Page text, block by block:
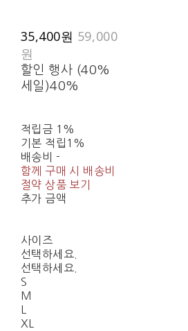
35,400원 59,000
원
할인 행사 (40%
세일)40%
적립금 1%
기본 적립 1%
배송비 -
함께 구매 시 배송비
절약 상품 보기
추가 금액
사이즈
선택하세요.
선택하세요.
S
M
XL